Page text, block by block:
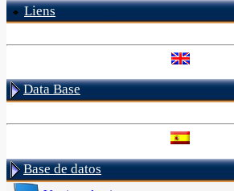
Liens
Data Base
Base de datos